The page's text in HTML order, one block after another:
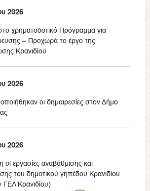
2026
χρηματοδοτικό Πρόγραμμα για
– Προχωρά το έργο της
Κρανιδίου
2026
οι δημαιρεσίες στον Δήμο
2026
οι εργασίες αναβάθμισης και
του δημοτικού γηπέδου Κρανιδίου
ΓΕΛ Κρανιδίου)